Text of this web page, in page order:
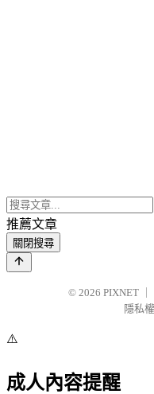
推薦文章
關閉搜尋
© 2026 PIXNET
隱私
⚠️
成人內容提醒